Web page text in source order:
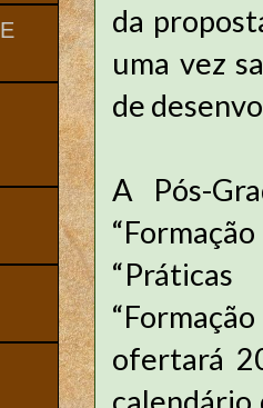
da
uma vez
de
A Pós-
ofertará
calendário